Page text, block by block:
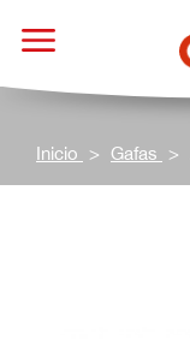
Inicio Gafas